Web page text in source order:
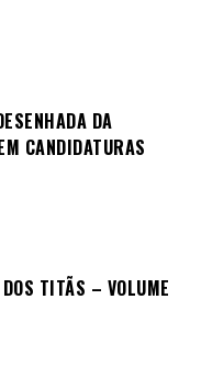
DA
CANDIDATURAS
TITÃS – VOLUME